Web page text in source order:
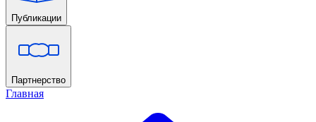
Публикации
Главная
Партнерство
Главная